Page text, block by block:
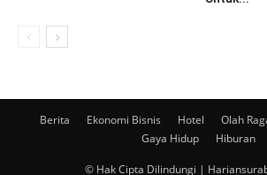
Berita Ekonomi Bisnis Hotel Olah
Gaya Hidup
Hiburan
© Hak Cipta Dilindungi |